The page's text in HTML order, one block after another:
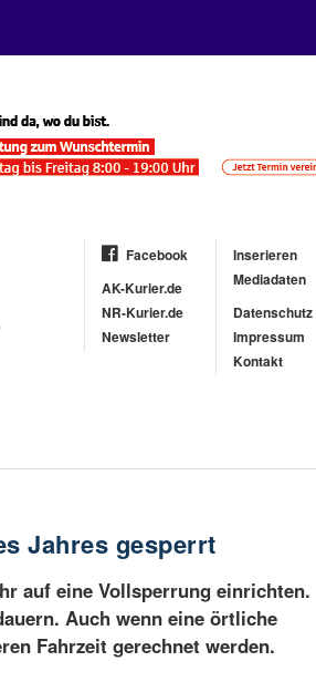
Facebook
AK-Kurier.de
NR-Kurier.de
Newsletter
Inserieren
Mediadaten
Datenschutz
Impressum
Kontakt
Jahres gesperrt
auf eine Vollsperrung einrichten.
Auch wenn eine örtliche
Fahrzeit gerechnet werden.